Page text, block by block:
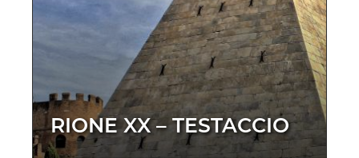
RIONE XX – TESTACCIO